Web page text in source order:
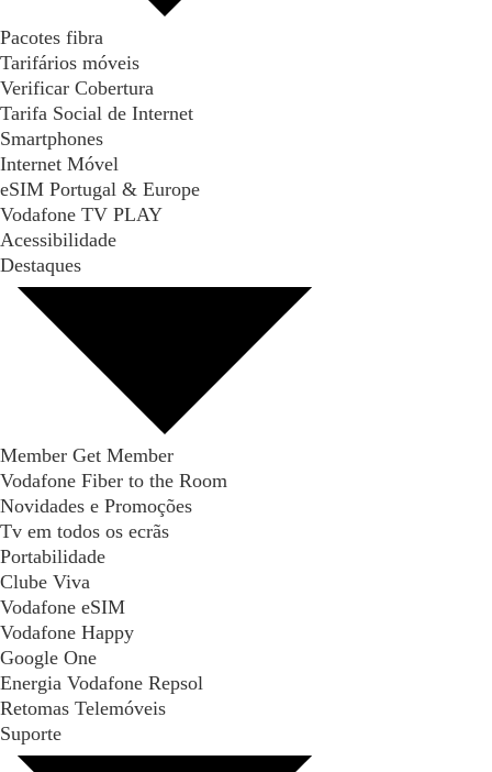
Pacotes fibra
Tarifários móveis
Verificar Cobertura
Tarifa Social de Internet
Smartphones
Internet Móvel
eSIM Portugal & Europe
Vodafone TV PLAY
Acessibilidade
Destaques
Member Get Member
Vodafone Fiber to the Room
Novidades e Promoções
Tv em todos os ecrãs
Portabilidade
Clube Viva
Vodafone eSIM
Vodafone Happy
Google One
Energia Vodafone Repsol
Retomas Telemóveis
Suporte